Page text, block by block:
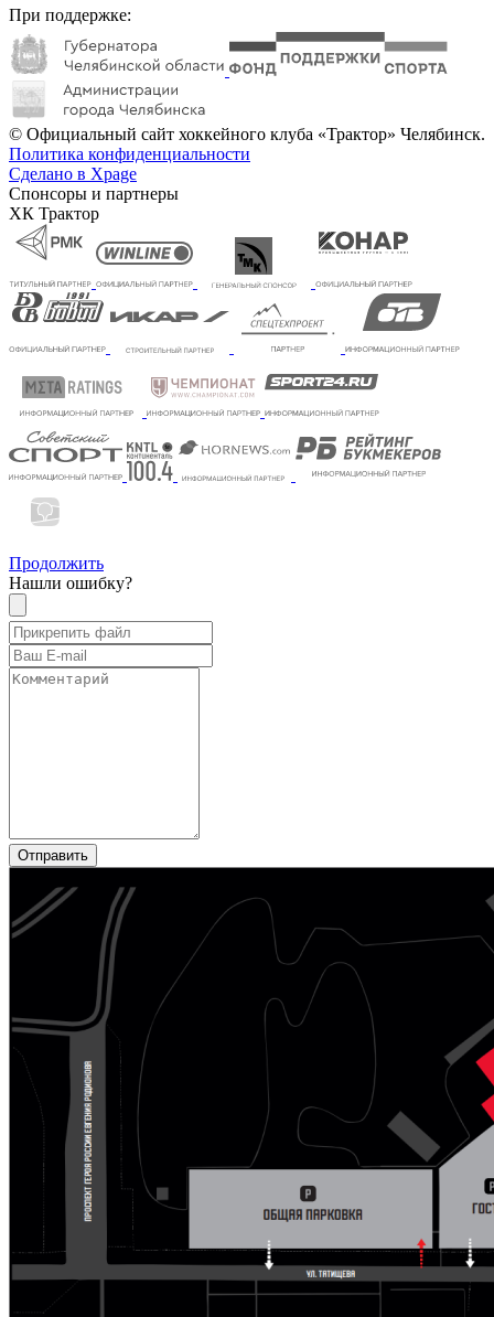
При поддержке:
© Официальный сайт хоккейного клуба «Трактор» Челябинск.
Политика конфиденциальности
Сделано в Xpage
Спонсоры и партнеры
ХК Трактор
Продолжить
Нашли ошибку?